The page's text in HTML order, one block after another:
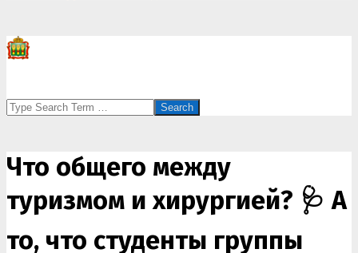
Search
Что общего между
туризмом и хирургией? 🩺 А
то, что студенты группы